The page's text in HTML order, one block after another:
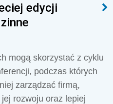
edycji
mogą skorzystać z cyklu
podczas których
zarządzać firmą,
rozwoju oraz lepiej